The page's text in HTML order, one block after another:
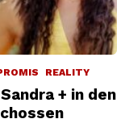
REALITY
+ in den